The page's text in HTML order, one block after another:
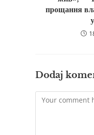
прощання
Dodaj